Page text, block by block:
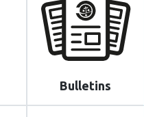
Bulletins